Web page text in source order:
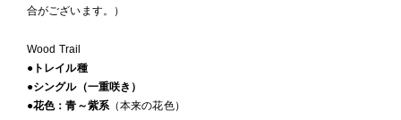
合がございます。）
Wood Trail
●トレイル種
●シングル（一重咲き）
●花色：青～紫系（本来の花色）